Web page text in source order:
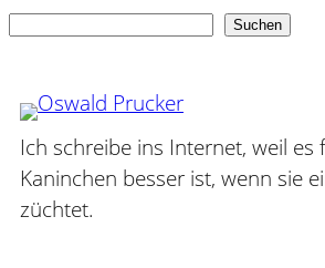
Suchen
Ich schreibe ins Internet, weil es
Kaninchen besser ist, wenn sie
züchtet.